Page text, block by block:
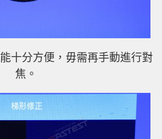
十分方便，毋需再手動進行對
焦。